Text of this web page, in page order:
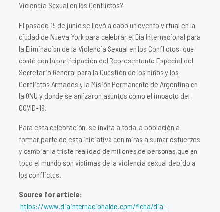
Violencia Sexual en los Conflictos?
El pasado 19 de junio se llevó a cabo un evento virtual en la
ciudad de Nueva York para celebrar el Día Internacional para
la Eliminación de la Violencia Sexual en los Conflictos, que
contó con la participación del Representante Especial del
Secretario General para la Cuestión de los niños y los
Conflictos Armados y la Misión Permanente de Argentina en
la ONU y donde se anlizaron asuntos como el impacto del
COVID-19.
Para esta celebración, se invita a toda la población a
formar parte de esta iniciativa con miras a sumar esfuerzos
y cambiar la triste realidad de millones de personas que en
todo el mundo son víctimas de la violencia sexual debido a
los conflictos.
Source for article:
https://www.diainternacionalde.com/ficha/dia-